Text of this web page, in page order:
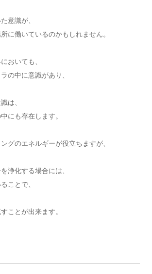
意識が、
に働いているのかもしれません。
おいても、
の中に意識があり、
は、
にも存在します。
グのエネルギーが役立ちますが、
浄化する場合には、
ことで、
ことが出来ます。